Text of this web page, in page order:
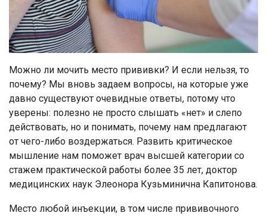
Можно ли мочить место прививки? И если нельзя, то
почему? Мы вновь задаем вопросы, на которые уже
давно существуют очевидные ответы, потому что
уверены: полезно не просто слышать «нет» и слепо
действовать, но и понимать, почему нам предлагают
от чего-либо воздержаться. Развить критическое
мышление нам поможет врач высшей категории со
стажем практической работы более 35 лет, доктор
медицинских наук Элеонора Кузьминична Капитонова.
Место любой инъекции, в том числе прививочного